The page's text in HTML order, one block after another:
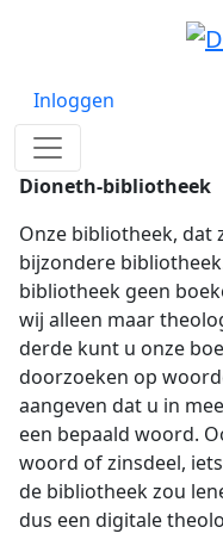
Inloggen
Dioneth-bibliotheek
Onze bibliotheek, dat
bijzondere
bibliotheek geen
wij alleen maar
derde kunt u onze
doorzoeken op
aangeven dat u in
een bepaald woord.
woord of zinsdeel,
de bibliotheek zou
dus een digitale